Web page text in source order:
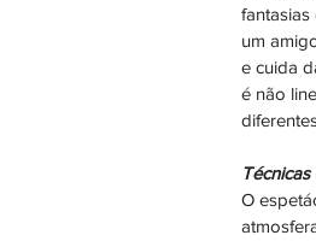
um
e cuida
é não
Técnicas
O